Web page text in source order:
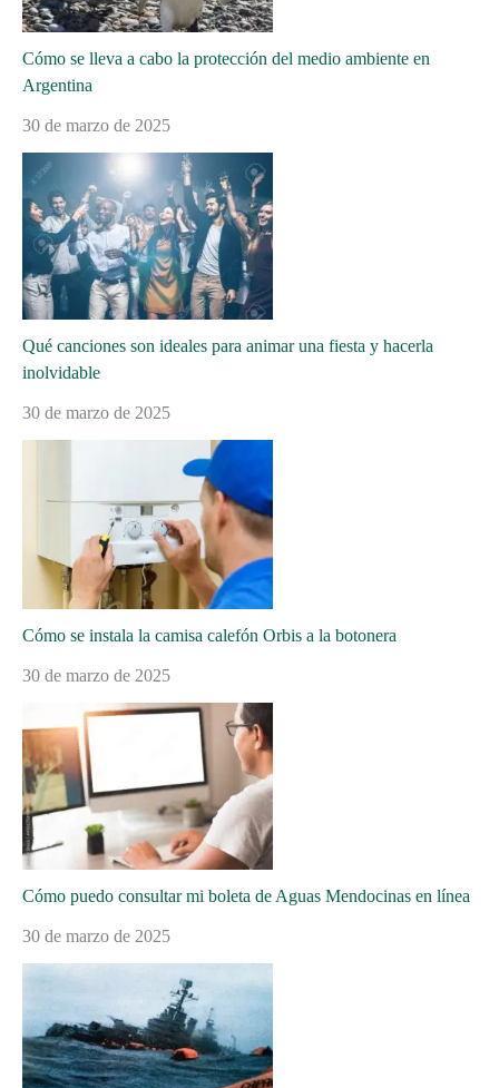
Cómo se lleva a cabo la protección del medio ambiente en
Argentina
30 de marzo de 2025
Qué canciones son ideales para animar una fiesta y hacerla
inolvidable
30 de marzo de 2025
Cómo se instala la camisa calefón Orbis a la botonera
30 de marzo de 2025
Cómo puedo consultar mi boleta de Aguas Mendocinas en línea
30 de marzo de 2025